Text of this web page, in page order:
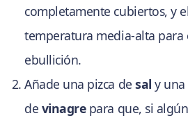
completamente cubiertos, y
temperatura media-alta para
ebullición.
Añade una pizca desal y una
de vinagrepara que, si